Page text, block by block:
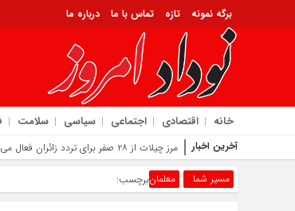
برگه نمونه تازه تماس با ما درباره ما
خانه اقتصادی اجتماعی سیاسی سلامت
آخرین اخبار مرز چیلات از ۲۸ صفر برای تردد زائران فعال می‌ شود | توسعه زیرساخت‌ ها و اقتصاد اربعین در دستور کار د
مسیر شما برچسب:معلمان